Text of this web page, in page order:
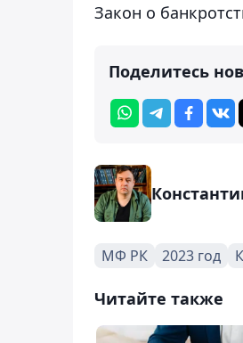
Закон о
Поделитесь
МФ РК 2023 год
Читайте также